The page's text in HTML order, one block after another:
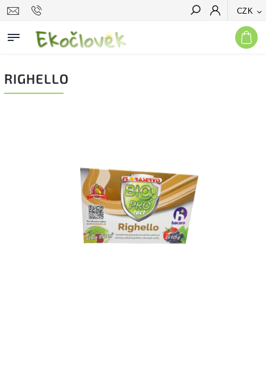
CZK
Hledat
RIGHELLO